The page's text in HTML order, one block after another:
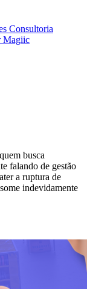
Consultoria
Magiic
busca
falando de gestão
a ruptura de
indevidamente